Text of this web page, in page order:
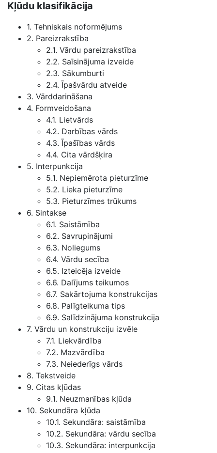
Kļūdu klasifikācija
1. Tehniskais noformējums
2. Pareizrakstība
2.1. Vārdu pareizrakstība
2.2. Saīsinājuma izveide
2.3. Sākumburti
2.4. Īpašvārdu atveide
3. Vārddarināšana
4. Formveidošana
4.1. Lietvārds
4.2. Darbības vārds
4.3. Īpašības vārds
4.4. Cita vārdšķira
5. Interpunkcija
5.1. Nepiemērota pieturzīme
5.2. Lieka pieturzīme
5.3. Pieturzīmes trūkums
6. Sintakse
6.1. Saistāmība
6.2. Savrupinājumi
6.3. Noliegums
6.4. Vārdu secība
6.5. Izteicēja izveide
6.6. Dalījums teikumos
6.7. Sakārtojuma konstrukcijas
6.8. Palīgteikuma tips
6.9. Salīdzinājuma konstrukcija
7. Vārdu un konstrukciju izvēle
7.1. Liekvārdība
7.2. Mazvārdība
7.3. Neiederīgs vārds
8. Tekstveide
9. Citas kļūdas
9.1. Neuzmanības kļūda
10. Sekundāra kļūda
10.1. Sekundāra: saistāmība
10.2. Sekundāra: vārdu secība
10.3. Sekundāra: interpunkcija